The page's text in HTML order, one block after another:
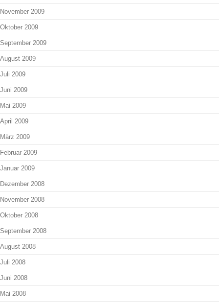
November 2009
Oktober 2009
September 2009
August 2009
Juli 2009
Juni 2009
Mai 2009
April 2009
März 2009
Februar 2009
Januar 2009
Dezember 2008
November 2008
Oktober 2008
September 2008
August 2008
Juli 2008
Juni 2008
Mai 2008